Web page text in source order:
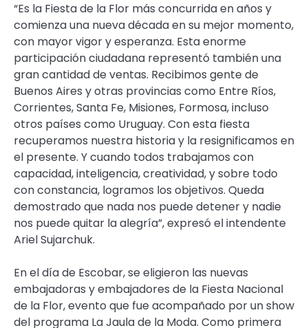
“Es la Fiesta de la Flor más concurrida en años y
comienza una nueva década en su mejor momento,
con mayor vigor y esperanza. Esta enorme
participación ciudadana representó también una
gran cantidad de ventas. Recibimos gente de
Buenos Aires y otras provincias como Entre Ríos,
Corrientes, Santa Fe, Misiones, Formosa, incluso
otros países como Uruguay. Con esta fiesta
recuperamos nuestra historia y la resignificamos en
el presente. Y cuando todos trabajamos con
capacidad, inteligencia, creatividad, y sobre todo
con constancia, logramos los objetivos. Queda
demostrado que nada nos puede detener y nadie
nos puede quitar la alegría”, expresó el intendente
Ariel Sujarchuk.
En el día de Escobar, se eligieron las nuevas
embajadoras y embajadores de la Fiesta Nacional
de la Flor, evento que fue acompañado por un show
del programa La Jaula de la Moda. Como primera